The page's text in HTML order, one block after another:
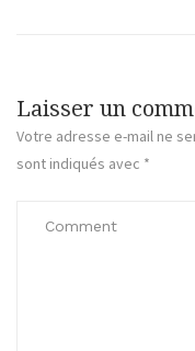
Laisser un
Votre adresse e-mail ne
sont indiqués avec *